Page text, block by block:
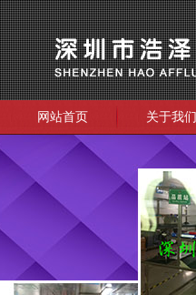
网站首页 关于我们